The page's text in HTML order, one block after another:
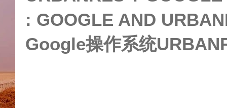
: GOOGLE AND
Google操作系统